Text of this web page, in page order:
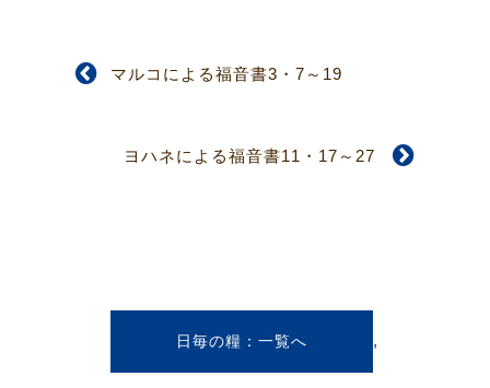
マルコによる福音書3・7～19
ヨハネによる福音書11・17～27
日毎の糧 ,